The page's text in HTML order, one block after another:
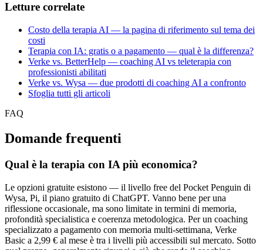
Letture correlate
Costo della terapia AI — la pagina di riferimento sul tema dei
costi
Terapia con IA: gratis o a pagamento — qual è la differenza?
Verke vs. BetterHelp — coaching AI vs teleterapia con
professionisti abilitati
Verke vs. Wysa — due prodotti di coaching AI a confronto
Sfoglia tutti gli articoli
FAQ
Domande frequenti
Qual è la terapia con IA più economica?
Le opzioni gratuite esistono — il livello free del Pocket Penguin di
Wysa, Pi, il piano gratuito di ChatGPT. Vanno bene per una
riflessione occasionale, ma sono limitate in termini di memoria,
profondità specialistica e coerenza metodologica. Per un coaching
specializzato a pagamento con memoria multi-settimana, Verke
Basic a 2,99 € al mese è tra i livelli più accessibili sul mercato. Sotto